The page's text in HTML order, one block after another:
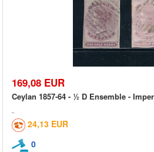
169,08 EUR
Ceylan 1857-64 - ½ D Ensemble -
24,13 EUR
0